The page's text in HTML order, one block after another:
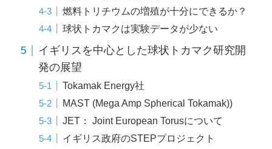
燃料トリチウムの増殖が十分にできるか？
球状トカマクは実験データが少ない
イギリスを中心とした球状トカマク研究開
発の展望
Tokamak Energy社
MAST (Mega Amp Spherical Tokamak))
JET： Joint European Torusについて
イギリス政府のSTEPプロジェクト